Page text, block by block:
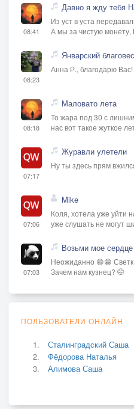
08:41
Давно я жду тебя
Из уст в уста
А мы за чистую
08:23
Январский
Анна Р., благодарю Вас!
08:18
Маловато лета
То жара под 30 с
нас вот такое жуткое
07:17
Журавли улетели
Ну ты здесь прям
07:06
Mike
Коля, хотела уже уйти
уже слушать не могут
07:03
Возьми мое сердце
Неожиданно 😄😁
Зачем нам кузнец? 🤭
ПОЛЬЗОВАТЕЛИ ОНЛАЙН
Сталинградский Саша
Фёдорова Наталья
Алимова Саша